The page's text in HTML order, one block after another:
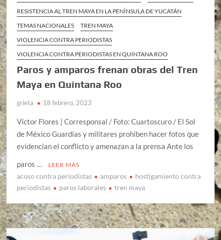
RESISTENCIA AL TREN MAYA EN LA PENÍNSULA DE YUCATÁN
TEMAS NACIONALES
TREN MAYA
VIOLENCIA CONTRA PERIODISTAS
VIOLENCIA CONTRA PERIODISTAS EN QUINTANA ROO
Paros y amparos frenan obras del Tren
Maya en Quintana Roo
grieta 18 febrero, 2023
Víctor Flores | Corresponsal / Foto: Cuartoscuro / El Sol
de México Guardias y militares prohíben hacer fotos que
evidencian el conflicto y amenazan a la prensa Ante los
paros …
LEER MÁS
acoso contra periodistas amparos
hostigamiento contra
periodistas
paros laborales tren maya